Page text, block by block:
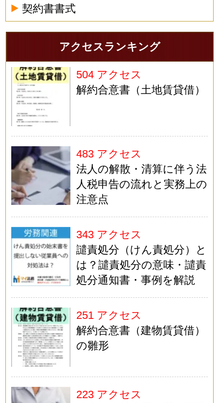
契約書書式
アクセスランキング
504 アクセス
解約合意書（土地賃貸借）
483 アクセス
法人の解散・清算に伴う法
人税申告の流れと実務上の
注意点
343 アクセス
譴責処分（けん責処分）と
は？譴責処分の意味・譴責
処分通知書・事例を解説
251 アクセス
解約合意書（建物賃貸借）
の雛形
223 アクセス